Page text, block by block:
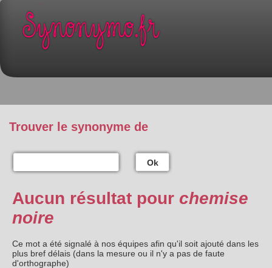
Trouver le synonyme de
Ok
Aucun résultat pour chemise
noire
Ce mot a été signalé à nos équipes afin qu'il soit ajouté dans les
plus bref délais (dans la mesure ou il n'y a pas de faute
d'orthographe)